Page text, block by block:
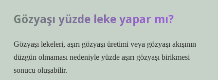
Gözyaşı yüzde leke yapar mı?
Gözyaşı lekeleri, aşırı gözyaşı üretimi veya gözyaşı akışının
düzgün olmaması nedeniyle yüzde aşırı gözyaşı birikmesi
sonucu oluşabilir.